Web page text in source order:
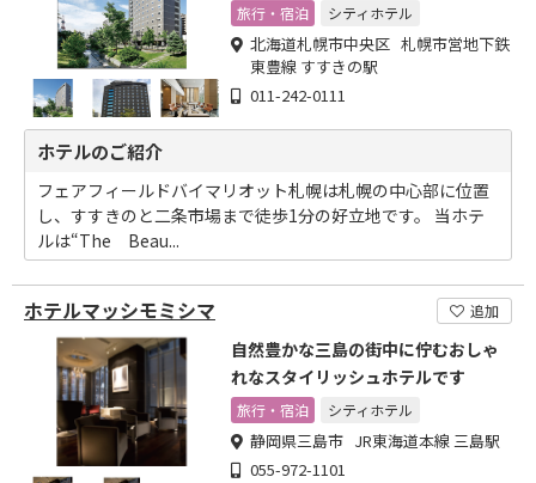
旅行・宿泊 シティホテル
北海道札幌市中央区 札幌市営地下鉄
東豊線 すすきの駅
011-242-0111
ホテルのご紹介
フェアフィールドバイマリオット札幌は札幌の中心部に位置
し、すすきのと二条市場まで徒歩1分の好立地です。 当ホテ
ルは“The Beau...
ホテルマッシモミシマ 追加
自然豊かな三島の街中に佇むおしゃ
れなスタイリッシュホテルです
旅行・宿泊 シティホテル
静岡県三島市 JR東海道本線 三島駅
055-972-1101